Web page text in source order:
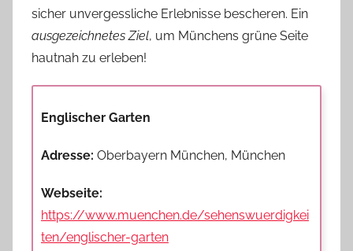
sicher unvergessliche Erlebnisse bescheren. Ein
ausgezeichnetes Ziel, um Münchens grüne Seite
hautnah zu erleben!
Englischer Garten
Adresse: Oberbayern München, München
Webseite:
https://www.muenchen.de/sehenswuerdigkei
ten/englischer-garten